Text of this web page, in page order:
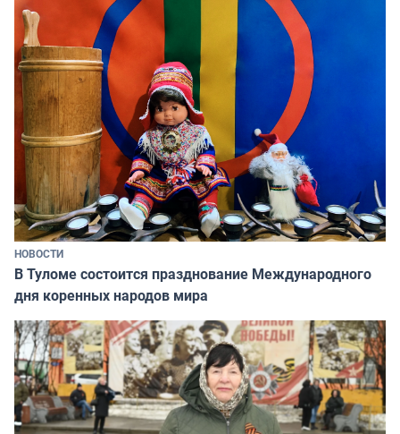
НОВОСТИ
В Туломе состоится празднование Международного
дня коренных народов мира